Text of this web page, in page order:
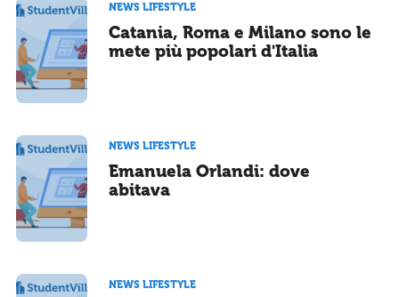
NEWS LIFESTYLE
Catania, Roma e Milano sono le
mete più popolari d'Italia
NEWS LIFESTYLE
Emanuela Orlandi: dove
abitava
NEWS LIFESTYLE